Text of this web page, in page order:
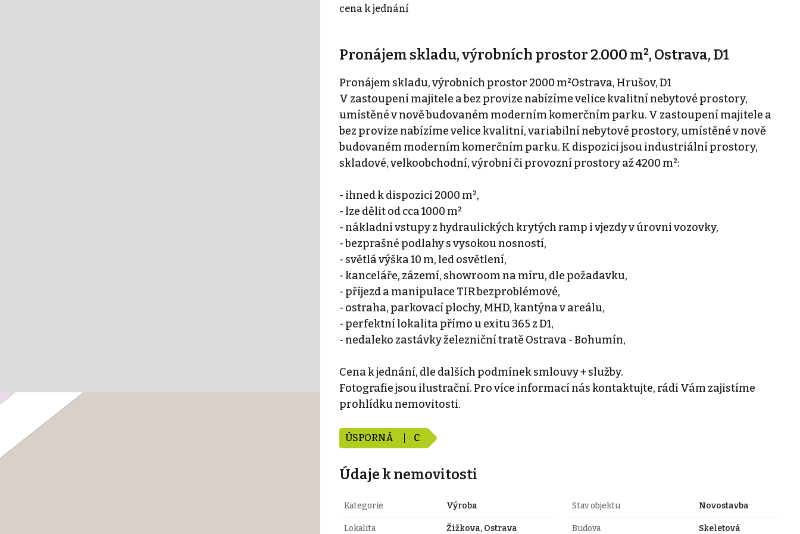
cena k jednání
Pronájem skladu, výrobních prostor 2.000 m², Ostrava, D1
Pronájem skladu, výrobních prostor 2000 m²Ostrava, Hrušov, D1
V zastoupení majitele a bez provize nabízíme velice kvalitní nebytové prostory,
umístěné v nově budovaném moderním komerčním parku. V zastoupení majitele a
bez provize nabízíme velice kvalitní, variabilní nebytové prostory, umístěné v nově
budovaném moderním komerčním parku. K dispozici jsou industriální prostory,
skladové, velkoobchodní, výrobní či provozní prostory až 4200 m²:
- ihned k dispozici 2000 m²,
- lze dělit od cca 1000 m²
- nákladní vstupy z hydraulických krytých ramp i vjezdy v úrovni vozovky,
- bezprašné podlahy s vysokou nosností,
- světlá výška 10 m, led osvětlení,
- kanceláře, zázemí, showroom na míru, dle požadavku,
- příjezd a manipulace TIR bezproblémové,
- ostraha, parkovací plochy, MHD, kantýna v areálu,
- perfektní lokalita přímo u exitu 365 z D1,
- nedaleko zastávky železniční tratě Ostrava - Bohumín,
Cena k jednání, dle dalších podmínek smlouvy + služby.
Fotografie jsou ilustrační. Pro více informací nás kontaktujte, rádi Vám zajistíme
prohlídku nemovitosti.
ÚSPORNÁ C
Údaje k nemovitosti
Kategorie Výroba
Lokalita Žižkova, Ostrava
Stav objektu Novostavba
Budova Skeletová